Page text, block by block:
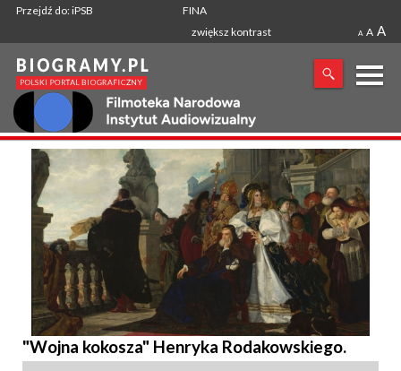
Przejdź do: iPSB
FINA
zwiększ kontrast
A A A
X
SZUKANA FRAZA
"Wojna kokosza" Henryka Rodakowskiego.